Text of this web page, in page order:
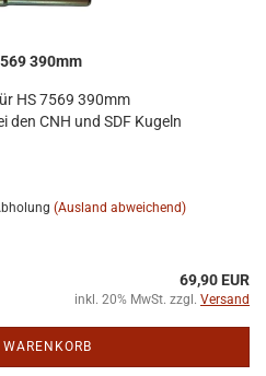
390mm
HS 7569 390mm
den CNH und SDF Ku­geln
(Ausland abweichend)
69,90 EUR
inkl. 20% MwSt. zzgl. Versand
WARENKORB